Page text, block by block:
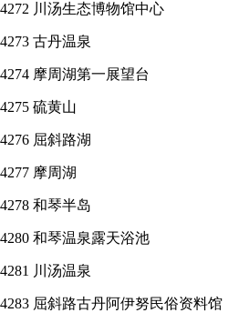
4272 川汤生态博物馆中心
4273 古丹温泉
4274 摩周湖第一展望台
4275 硫黄山
4276 屈斜路湖
4277 摩周湖
4278 和琴半岛
4280 和琴温泉露天浴池
4281 川汤温泉
4283 屈斜路古丹阿伊努民俗资料馆